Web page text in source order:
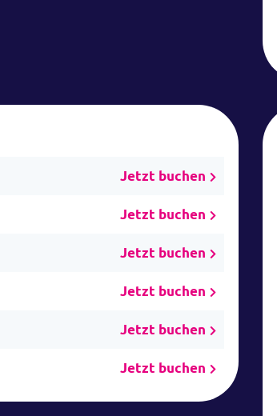
Jetzt buchen
Jetzt buchen
Jetzt buchen
Jetzt buchen
Jetzt buchen
Jetzt buchen